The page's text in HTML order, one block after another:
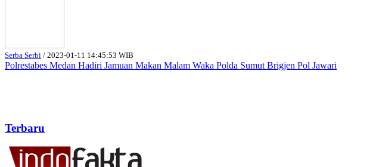
Serba Serbi / 2023-01-11 14:45:53 WIB
Polrestabes Medan Hadiri Jamuan Makan Malam Waka Polda Sumut Brigjen Pol Jawari
Terbaru